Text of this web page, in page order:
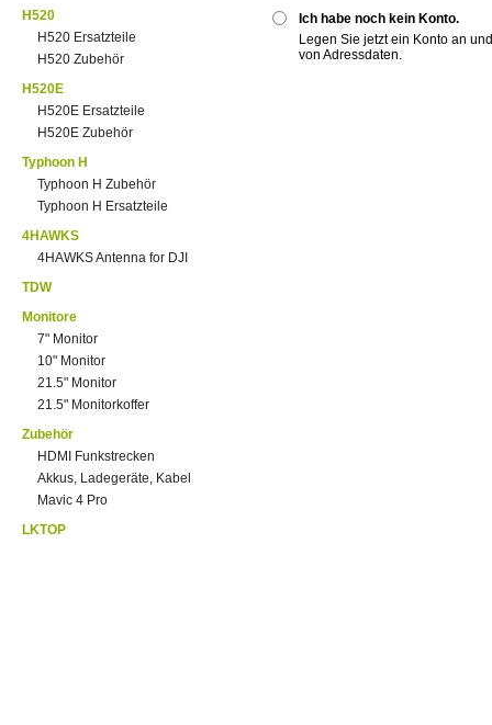
H520
H520 Ersatzteile
H520 Zubehör
H520E
H520E Ersatzteile
H520E Zubehör
Typhoon H
Typhoon H Zubehör
Typhoon H Ersatzteile
4HAWKS
4HAWKS Antenna for DJI
TDW
Monitore
7" Monitor
10" Monitor
21.5" Monitor
21.5" Monitorkoffer
Zubehör
HDMI Funkstrecken
Akkus, Ladegeräte, Kabel
Mavic 4 Pro
LKTOP
Ich habe noch kein Konto.
Legen Sie jetzt ein Konto an
von Adressdaten.